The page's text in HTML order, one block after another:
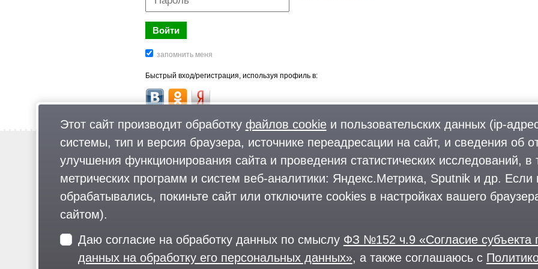
Быстрый вход/регистрация, используя профиль в:
Новости
Предложи новость
Реклама
Фото
Форум
Блоги
Комментарии
О городском округе
Поиск и предложение работы
Предприятия и организации
Для читателей: В России признаны экстремистскими и запрещены организации ФБК (Фонд борьбы с коррупцией, признан иноагентом), Штабы Навального,
«Русский общенациональный союз», «Движение против нелегальной иммиграции», «Правый сектор», УНА-УНСО, УПА, «Тризуб им. Степана Бандеры», «Мизантропик
движение ЛГБТ, общероссийская политическая партия «Воля», АУЕ, батальоны «Азов» и «Айдар». Признаны террористическими и запрещены: «Движение
«АУМ Синрике», «Братья-мусульмане», «Аль-Каида в странах исламского Магриба», «Сеть», «Колумбайн». В РФ признана нежелательной деятельность «Открытой
Этот сайт производит обработку файлов cookieи пользовательских данных (ip-
системы, тип и версия браузера, источнике переадресации на сайт, и сведения об
улучшения функционирования сайта и проведения статистических исследований,
метрических программ и систем веб-аналитики: Яндекс.Метрика, Sputnik и др.
обрабатывались, покиньте сайт или отключите cookies в настройках вашего
сайтом).
Даю согласие на обработку данных по смыслу ФЗ №152 ч.9 «Согласие субъекта
данных на обработку его персональных данных», а также соглашаюсь с